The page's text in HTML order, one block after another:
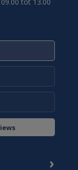
tot 13.00